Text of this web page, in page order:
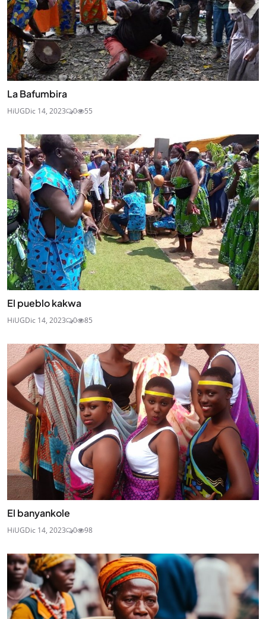
La Bafumbira
HiUGDic 14, 2023 0 55
El pueblo kakwa
HiUGDic 14, 2023 0 85
El banyankole
HiUGDic 14, 2023 0 98